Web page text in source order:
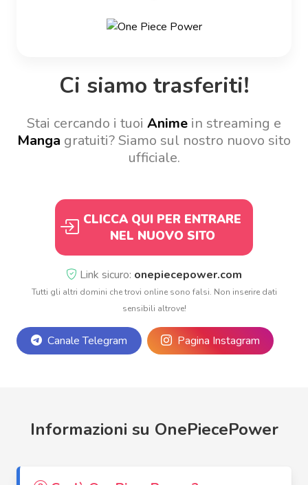
Ci siamo trasferiti!
Stai cercando i tuoi Anime in streaming e
Manga gratuiti? Siamo sul nostro nuovo sito
ufficiale.
CLICCA QUI PER ENTRARE
NEL NUOVO SITO
Link sicuro: onepiecepower.com
Tutti gli altri domini che trovi online sono falsi. Non inserire dati
sensibili altrove!
Canale Telegram Pagina Instagram
Informazioni su OnePiecePower